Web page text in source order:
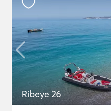
Ribeye 26